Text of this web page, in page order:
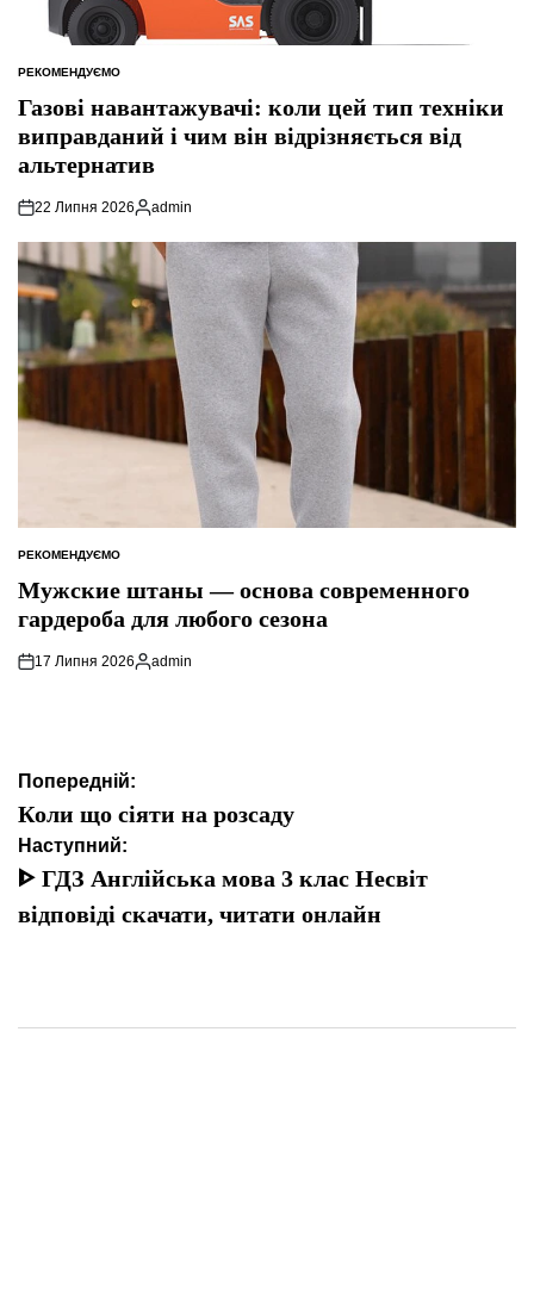
ОПУБЛІКУВАТИ
РЕКОМЕНДУЄМО
Газові навантажувачі: коли цей тип техніки
виправданий і чим він відрізняється від
альтернатив
22 Липня 2026
Опубліковано
admin
ОПУБЛІКУВАТИ
РЕКОМЕНДУЄМО
Мужские штаны — основа современного
гардероба для любого сезона
17 Липня 2026
Опубліковано
admin
Навігація
записів
Попередній:
Коли що сіяти на розсаду
Наступний:
ᐈ ГДЗ Англійська мова 3 клас Несвіт
відповіді скачати, читати онлайн